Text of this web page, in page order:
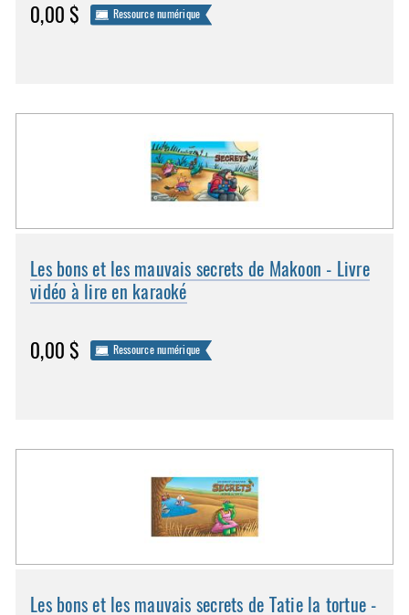
0,00 $ Ressource numérique
Les bons et les mauvais secrets de Makoon - Livre
vidéo à lire en karaoké
0,00 $ Ressource numérique
Les bons et les mauvais secrets de Tatie la tortue -